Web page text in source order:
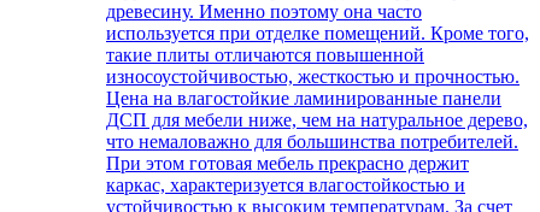
древесину. Именно поэтому она часто
используется при отделке помещений. Кроме того,
такие плиты отличаются повышенной
износоустойчивостью, жесткостью и прочностью.
Цена на влагостойкие ламинированные панели
ДСП для мебели ниже, чем на натуральное дерево,
что немаловажно для большинства потребителей.
При этом готовая мебель прекрасно держит
каркас, характеризуется влагостойкостью и
устойчивостью к высоким температурам. За счет